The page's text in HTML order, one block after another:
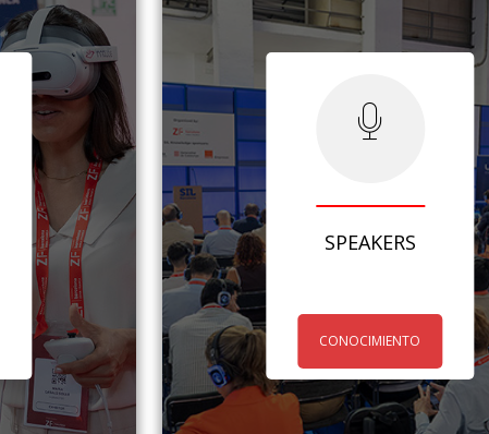
SPEAKERS
CONOCIMIENTO